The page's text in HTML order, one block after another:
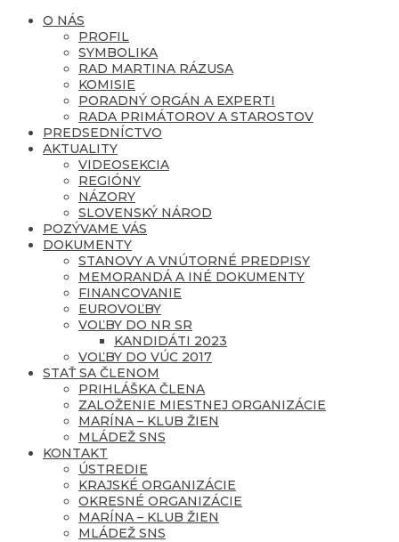
O NÁS
PROFIL
SYMBOLIKA
RAD MARTINA RÁZUSA
KOMISIE
PORADNÝ ORGÁN A EXPERTI
RADA PRIMÁTOROV A STAROSTOV
PREDSEDNÍCTVO
AKTUALITY
VIDEOSEKCIA
REGIÓNY
NÁZORY
SLOVENSKÝ NÁROD
POZÝVAME VÁS
DOKUMENTY
STANOVY A VNÚTORNÉ PREDPISY
MEMORANDÁ A INÉ DOKUMENTY
FINANCOVANIE
EUROVOĽBY
VOĽBY DO NR SR
KANDIDÁTI 2023
VOĽBY DO VÚC 2017
STAŤ SA ČLENOM
PRIHLÁŠKA ČLENA
ZALOŽENIE MIESTNEJ ORGANIZÁCIE
MARÍNA – KLUB ŽIEN
MLÁDEŽ SNS
KONTAKT
ÚSTREDIE
KRAJSKÉ ORGANIZÁCIE
OKRESNÉ ORGANIZÁCIE
MARÍNA – KLUB ŽIEN
MLÁDEŽ SNS